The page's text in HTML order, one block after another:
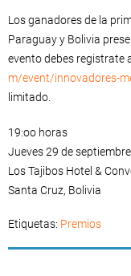
Los ganadores de la
Paraguay y Bolivia
evento debes registrate
m/event/innovadores-
limitado.
19:oo horas
Jueves 29 de
Los Tajibos Hotel &
Santa Cruz, Bolivia
Etiquetas: Premios